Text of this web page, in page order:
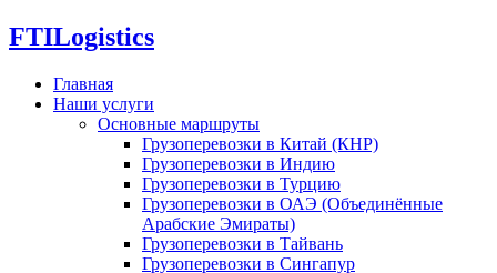
FTILogistics
Главная
Наши услуги
Основные маршруты
Грузоперевозки в Китай (КНР)
Грузоперевозки в Индию
Грузоперевозки в Турцию
Грузоперевозки в ОАЭ (Объединённые
Арабские Эмираты)
Грузоперевозки в Тайвань
Грузоперевозки в Сингапур